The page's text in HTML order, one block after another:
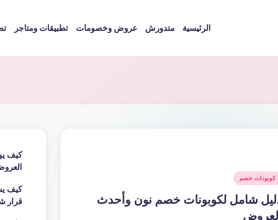
الرئيسية متدورش عروض وخصومات تطبيقات ومتاجر
كوبونات خصم
شامل لكوبونات خصم نون وأحدث
كيف
كيف
قرار